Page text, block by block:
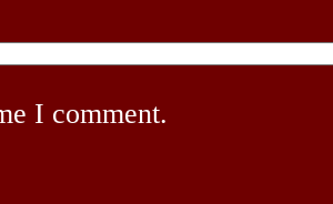
I comment.